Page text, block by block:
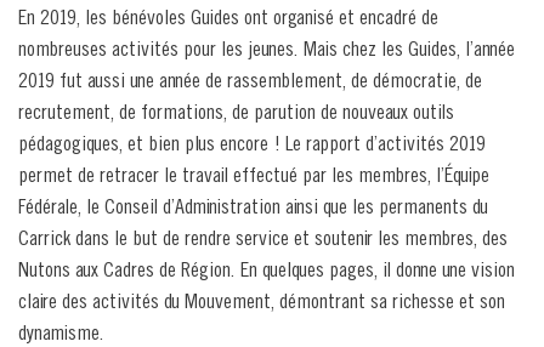
En 2019, les bénévoles Guides ont organisé et encadré de
nombreuses activités pour les jeunes. Mais chez les Guides, l’année
2019 fut aussi une année de rassemblement, de démocratie, de
recrutement, de formations, de parution de nouveaux outils
pédagogiques, et bien plus encore ! Le rapport d’activités 2019
permet de retracer le travail effectué par les membres, l’Équipe
Fédérale, le Conseil d’Administration ainsi que les permanents du
Carrick dans le but de rendre service et soutenir les membres, des
Nutons aux Cadres de Région. En quelques pages, il donne une vision
claire des activités du Mouvement, démontrant sa richesse et son
dynamisme.